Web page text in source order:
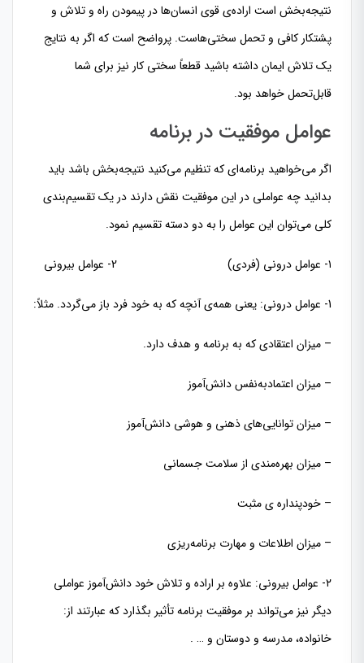
نتیجه‌بخش است اراده‌ی قوی انسان‌ها در پیمودن راه و تلاش و
پشتکار کافی و تحمل سختی‌هاست. پرواضح است که اگر به نتایج
یک تلاش ایمان داشته باشید قطعاً سختی کار نیز برای شما
قابل‌تحمل خواهد بود.
عوامل موفقیت در برنامه
اگر می‌خواهید برنامه‌ای که تنظیم می‌کنید نتیجه‌بخش باشد باید
بدانید چه عواملی در این موفقیت نقش دارند در یک تقسیم‌بندی
کلی می‌توان این عوامل را به دو دسته تقسیم نمود.
۱- عوامل درونی (فردی) 2- عوامل بیرونی
1- عوامل درونی: یعنی همه‌ی آنچه که به خود فرد باز می‌گردد. مثلاً:
– میزان اعتقادی که به برنامه و هدف دارد.
– میزان اعتمادبه‌نفس دانش‌آموز
– میزان توانایی‌های ذهنی و هوشی دانش‌آموز
– میزان بهره‌مندی از سلامت جسمانی
– خودپنداره ی مثبت
– میزان اطلاعات و مهارت برنامه‌ریزی
٢- عوامل بیرونی: علاوه بر اراده و تلاش خود دانش‌آموز عواملی
دیگر نیز می‌تواند بر موفقیت برنامه تأثیر بگذارد که عبارتند از:
خانواده، مدرسه و دوستان و … .